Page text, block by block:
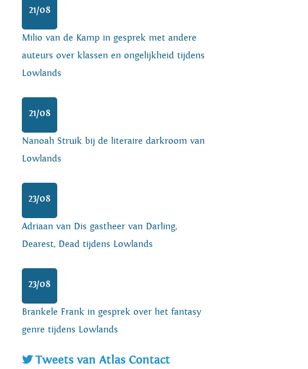
21/08
Milio van de Kamp in gesprek met andere
auteurs over klassen en ongelijkheid tijdens
Lowlands
21/08
Nanoah Struik bij de literaire darkroom van
Lowlands
23/08
Adriaan van Dis gastheer van Darling,
Dearest, Dead tijdens Lowlands
23/08
Brankele Frank in gesprek over het fantasy
genre tijdens Lowlands
Tweets van Atlas Contact